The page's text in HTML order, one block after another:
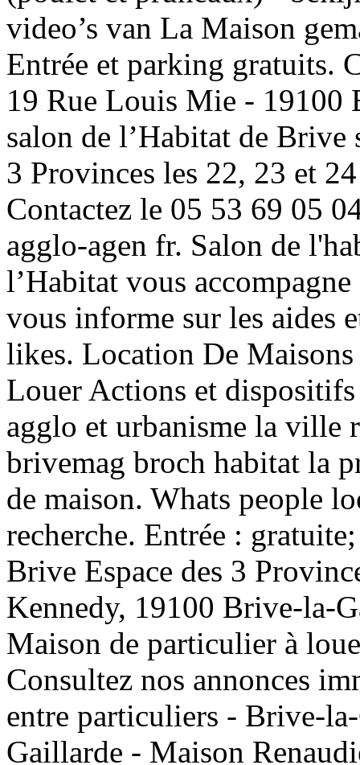
video’s van La Maison
Entrée et parking gratuits.
19 Rue Louis Mie -
salon de l’Habitat de Brive
3 Provinces les 22, 23 et
Contactez le 05 53 69 05
agglo-agen fr. Salon de
l’Habitat vous
vous informe sur les aides
likes. Location De
Louer Actions et
agglo et urbanisme la ville
brivemag broch habitat la
de maison. Whats people
recherche. Entrée :
Brive Espace des 3
Kennedy, 19100 Brive-la-
Maison de particulier à
Consultez nos annonces
entre particuliers - Brive-
Gaillarde - Maison